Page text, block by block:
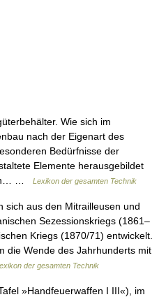
Wie sich im
nach der Eigenart des
Bedürfnisse der
Elemente herausgebildet
…
Lexikon der gesamten Technik
sich aus den Mitrailleusen und
Sezessionskriegs (1861–
Kriegs (1870/71) entwickelt.
die Wende des Jahrhunderts mit
der gesamten Technik
»Handfeuerwaffen I III«), im